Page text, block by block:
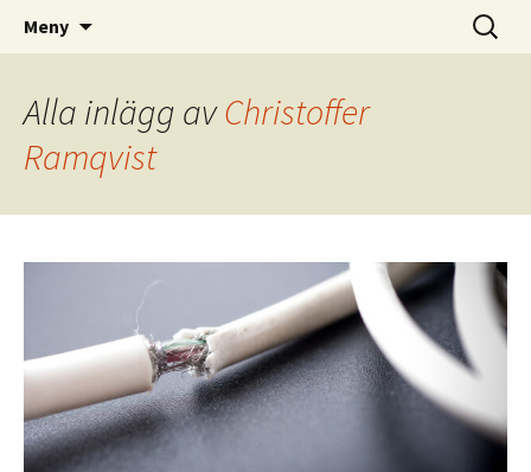
Uppsala Makerspace
Kom och skapa i Uppsala!
Meny
Sök
efter:
Alla inlägg avChristoffer
Ramqvist